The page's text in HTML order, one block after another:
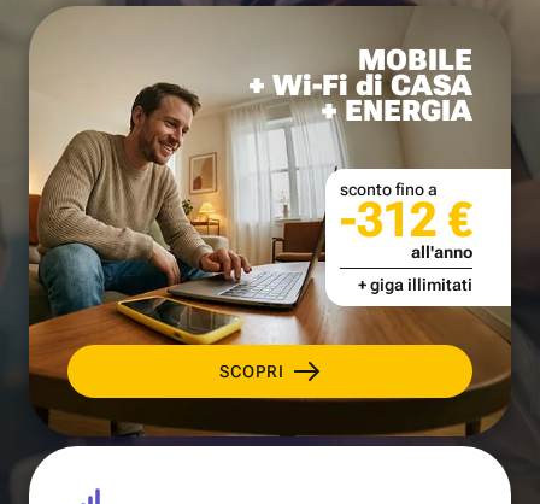
MOBILE
+ Wi-Fi di CASA
+ ENERGIA
SCOPRI
sconto fino a
-312 €
all'anno
+ giga illimitati